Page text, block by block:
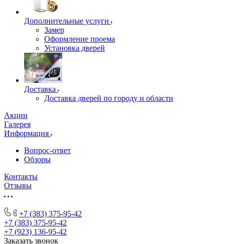
Дополнительные услуги
Замер
Оформление проема
Установка дверей
Доставка
Доставка дверей по городу и области
Акции
Галерея
Информация
Вопрос-ответ
Обзоры
Контакты
Отзывы
+7 (383) 375-95-42
+7 (383) 375-95-42
+7 (923) 136-95-42
Заказать звонок